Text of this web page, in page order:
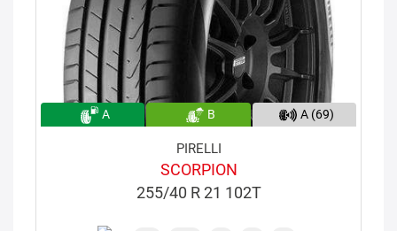
A B A (69)
PIRELLI
SCORPION
255/40 R 21 102T